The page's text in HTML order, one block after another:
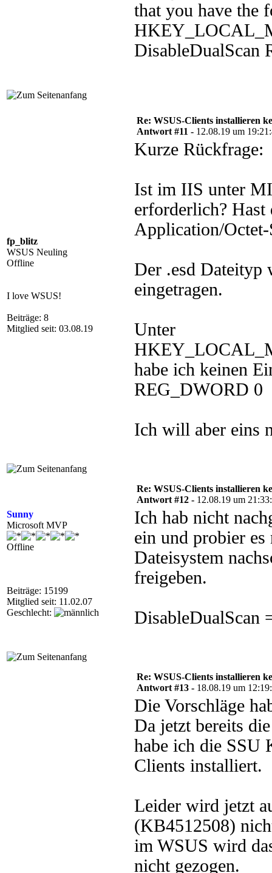
that you have the
DisableDualScan
fp_blitz
WSUS Neuling
Offline
I love WSUS!
Beiträge: 8
Mitglied seit: 03.08.19
Re: WSUS-Clients installieren
Antwort #11 - 12.08.19 um
Kurze Rückfrage:
Ist im IIS unter
erforderlich? Hast
Application/Octet-
Der .esd Dateityp
eingetragen.
Unter
habe ich keinen
REG_DWORD 0
Ich will aber eins
Sunny
Microsoft MVP
Offline
Beiträge: 15199
Mitglied seit: 11.02.07
Geschlecht:
Re: WSUS-Clients installieren
Antwort #12 - 12.08.19 um
Ich hab nicht
ein und probier
Dateisystem
freigeben.
DisableDualScan
Re: WSUS-Clients installieren
Antwort #13 - 18.08.19 um
Die Vorschläge
Da jetzt bereits
habe ich die SSU
Clients installiert.
Leider wird jetzt
(KB4512508)
im WSUS wird
nicht gezogen.